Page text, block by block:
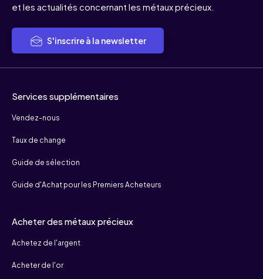
et les actualités concernant les métaux précieux.
S'inscrire à la newsletter
Services supplémentaires
Vendez-nous
Taux de change
Guide de sélection
Guide d'Achat pour les Premiers Acheteurs
Acheter des métaux précieux
Achetez de l'argent
Acheter de l'or